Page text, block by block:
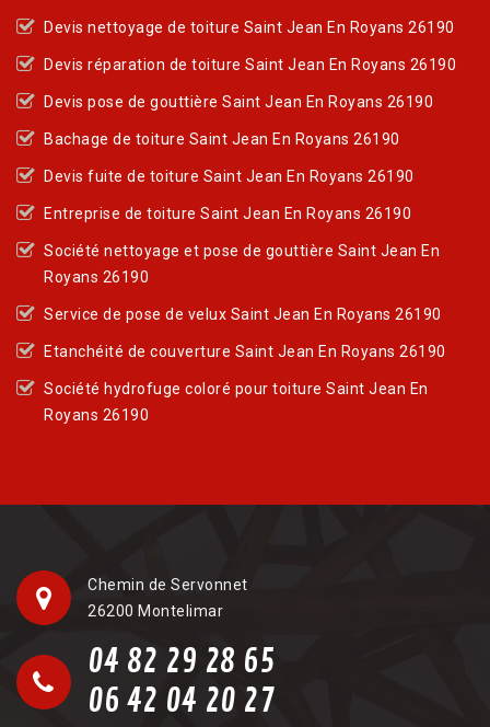
Devis nettoyage de toiture Saint Jean En Royans 26190
Devis réparation de toiture Saint Jean En Royans 26190
Devis pose de gouttière Saint Jean En Royans 26190
Bachage de toiture Saint Jean En Royans 26190
Devis fuite de toiture Saint Jean En Royans 26190
Entreprise de toiture Saint Jean En Royans 26190
Société nettoyage et pose de gouttière Saint Jean En
Royans 26190
Service de pose de velux Saint Jean En Royans 26190
Etanchéité de couverture Saint Jean En Royans 26190
Société hydrofuge coloré pour toiture Saint Jean En
Royans 26190
Chemin de Servonnet
26200 Montelimar
04 82 29 28 65
06 42 04 20 27